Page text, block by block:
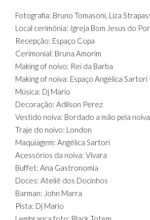
Fotografia: Bruno Tomasoni, Liza
Local cerimônia: Igreja Bom Jesus do
Recepção: Espaço Copa
Cerimonial: Bruna Amorim
Making of noivo: Rei da Barba
Making of noiva: Espaço Angèlica Sartori
Música: Dj Mario
Decoração: Adilson Perez
Vestido noiva: Bordado a mão pela noiva
Traje do noivo: London
Maquiagem: Angélica Sartori
Acessórios da noiva: Vivara
Buffet: Ana Gastronomia
Doces: Ateliê dos Docinhos
Barman: John Marra
Pista: Dj Mario